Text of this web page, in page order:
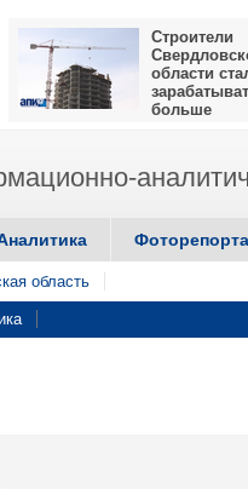
Строители
области
больше
область